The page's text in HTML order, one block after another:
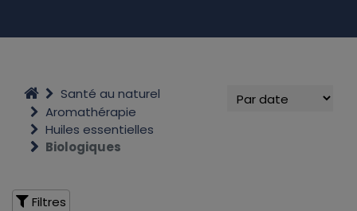
Santé au naturel
Aromathérapie
Huiles essentielles
Biologiques
Filtres